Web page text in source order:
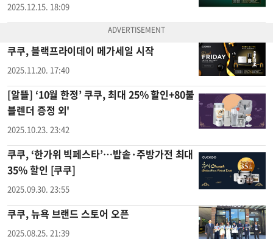
2025.12.15. 18:09
쿠쿠, 블랙프라이데이 메가세일 시작
2025.11.20. 17:40
[알뜰] ‘10월 한정’ 쿠쿠, 최대 25% 할인+80불
블렌더 증정 외'
2025.10.23. 23:42
쿠쿠, ‘한가위 빅페스타’…밥솥·주방가전 최대
35% 할인 [쿠쿠]
2025.09.30. 23:55
쿠쿠, 뉴욕 브랜드 스토어 오픈
2025.08.25. 21:39